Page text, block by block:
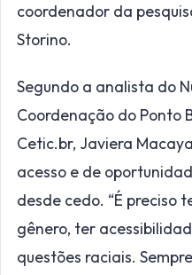
coordenador da
Storino.
Segundo a analista do
Coordenação do Ponto
Cetic.br, Javiera
acesso e de
desde cedo. “É preciso
gênero, ter
questões raciais.